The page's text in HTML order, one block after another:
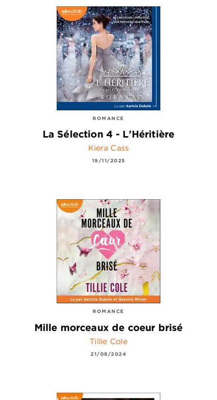
ROMANCE
La Sélection 4 - L'Héritière
Kiera Cass
19/11/2025
ROMANCE
Mille morceaux de coeur brisé
Tillie Cole
21/08/2024